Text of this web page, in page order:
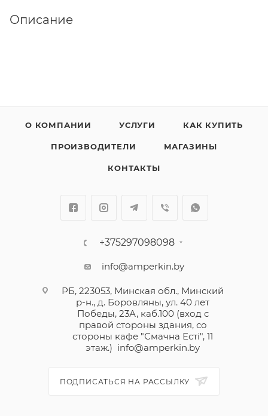
Описание
О КОМПАНИИ УСЛУГИ КАК КУПИТЬ
ПРОИЗВОДИТЕЛИ МАГАЗИНЫ
КОНТАКТЫ
+375297098098
info@amperkin.by
РБ, 223053, Минская обл., Минский
р-н., д. Боровляны, ул. 40 лет
Победы, 23А, каб.100 (вход с
правой стороны здания, со
стороны кафе "Смачна Естi", 11
этаж.) info@amperkin.by
ПОДПИСАТЬСЯ НА РАССЫЛКУ